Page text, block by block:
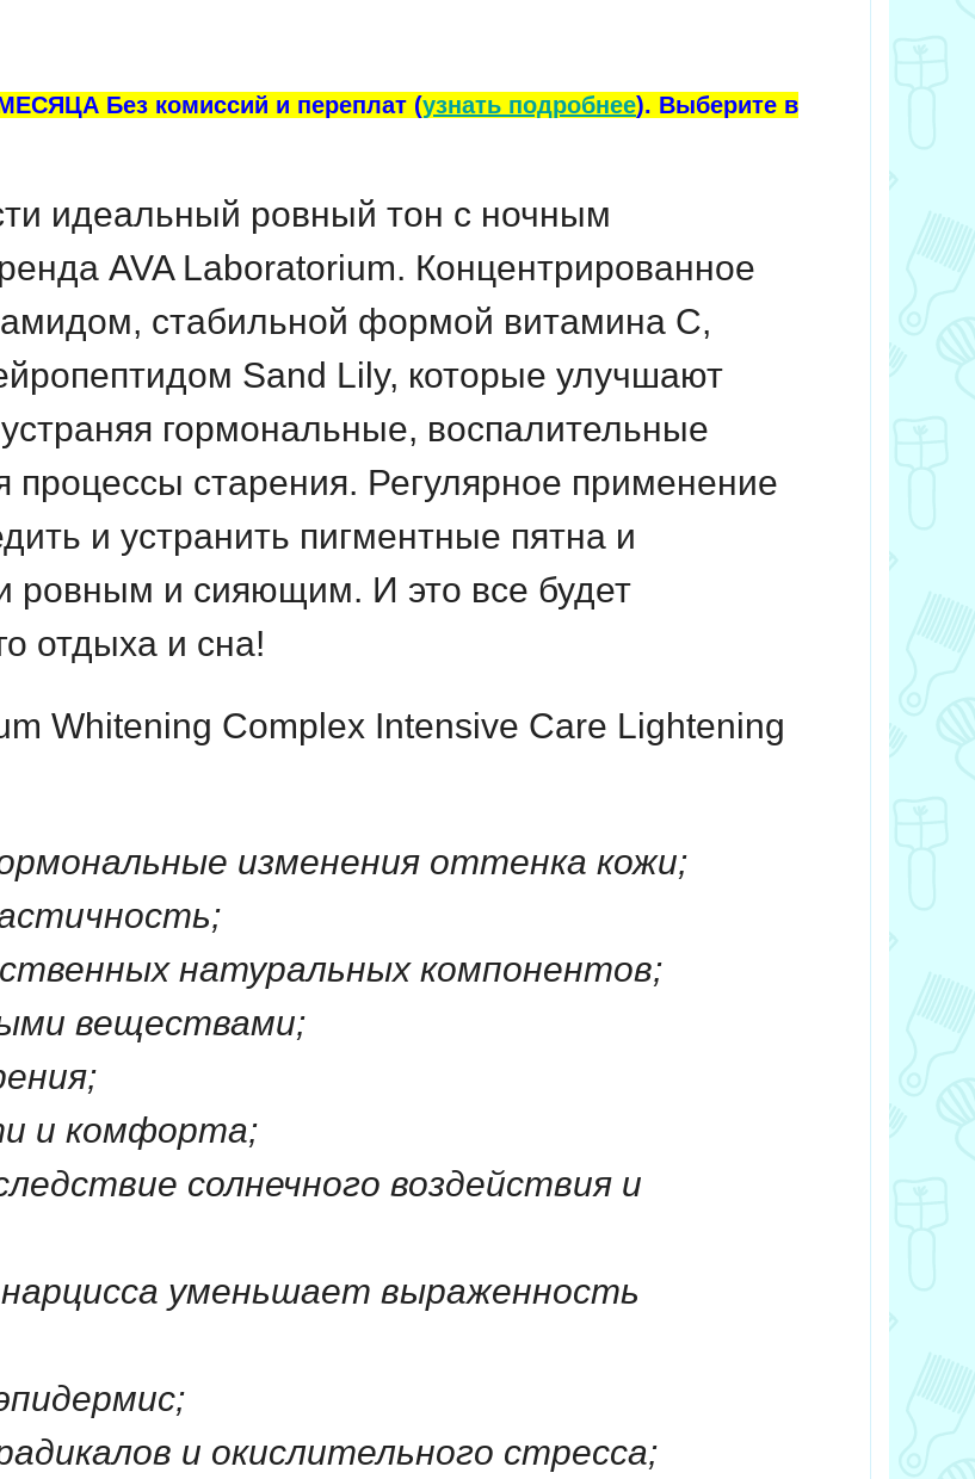
Без комиссий и переплат (узнать подробнее). Выберите в
идеальный ровный тон с ночным
AVA Laboratorium. Концентрированное
стабильной формой витамина С,
Sand Lily, которые улучшают
гормональные, воспалительные
процессы старения. Регулярное применение
и устранить пигментные пятна и
ровным и сияющим. И это все будет
отдыха и сна!
Whitening Complex Intensive Care Lightening
изменения оттенка кожи;
натуральных компонентов;
веществами;
и комфорта;
солнечного воздействия и
уменьшает выраженность
и окислительного стресса;